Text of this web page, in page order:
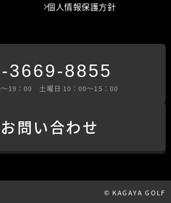
個人情報保護方針
3669-8855
〜19：00 ⼟曜⽇ 10：00〜15：00
お問い合わせ
© KAGAYA GOLF